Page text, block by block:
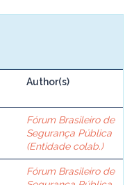
Author(s)
Fórum Brasileiro de
Segurança Pública
(Entidade colab.)
Fórum Brasileiro de